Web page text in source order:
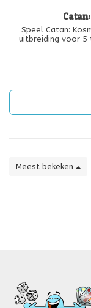
Speel Catan:
uitbreiding voor 5
Meest bekeken